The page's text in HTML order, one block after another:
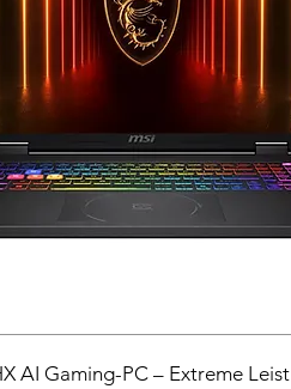
AI Gaming-PC – Extreme